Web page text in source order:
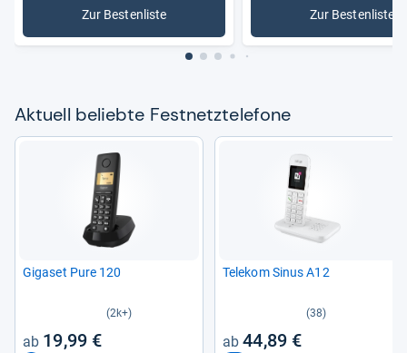
Zur Bestenliste: Festnetztelefone Zur Bestenliste
: Analoge
Aktu­ell beliebte Fest­netz­te­le­fone
Giga­set Pure 120
(2k+)
19,99 €
Tele­kom Sinus A12
(38)
44,89 €